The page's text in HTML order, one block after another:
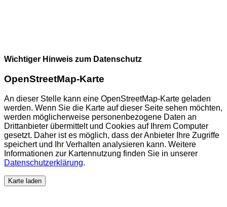
Wichtiger Hinweis zum Datenschutz
OpenStreetMap-Karte
An dieser Stelle kann eine OpenStreetMap-Karte geladen
werden. Wenn Sie die Karte auf dieser Seite sehen möchten,
werden möglicherweise personenbezogene Daten an
Drittanbieter übermittelt und Cookies auf Ihrem Computer
gesetzt. Daher ist es möglich, dass der Anbieter Ihre Zugriffe
speichert und Ihr Verhalten analysieren kann. Weitere
Informationen zur Kartennutzung finden Sie in unserer
Datenschutzerklärung.
Karte laden